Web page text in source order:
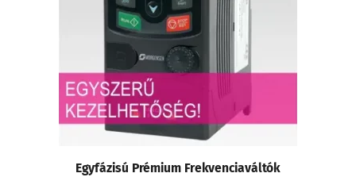
Egyfázisú Prémium Frekvenciaváltók